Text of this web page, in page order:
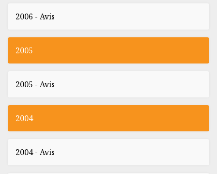
2006 - Avis
2005
2005 - Avis
2004
2004 - Avis